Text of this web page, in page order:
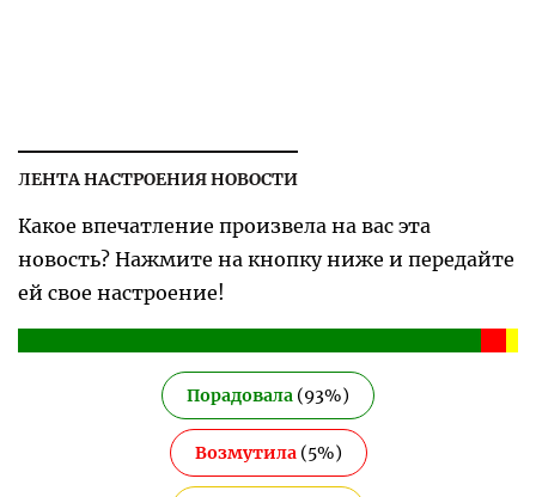
ЛЕНТА НАСТРОЕНИЯ НОВОСТИ
Какое впечатление произвела на вас эта
новость? Нажмите на кнопку ниже и передайте
ей свое настроение!
Порадовала (93%)
Возмутила(5%)